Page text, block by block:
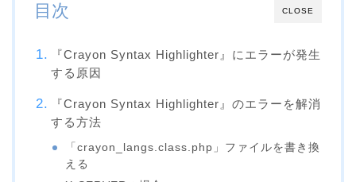
CLOSE
目次
『Crayon Syntax Highlighter』にエラーが発生
する原因
『Crayon Syntax Highlighter』のエラーを解消
する方法
「crayon_langs.class.php」ファイルを書き換
える